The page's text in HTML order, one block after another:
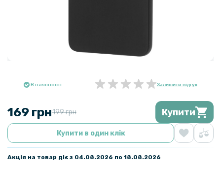
В наявності Залишити відгук
169 грн199 грн Купити
Купити в один клік
Акція на товар діє з 04.08.2026 по 18.08.2026